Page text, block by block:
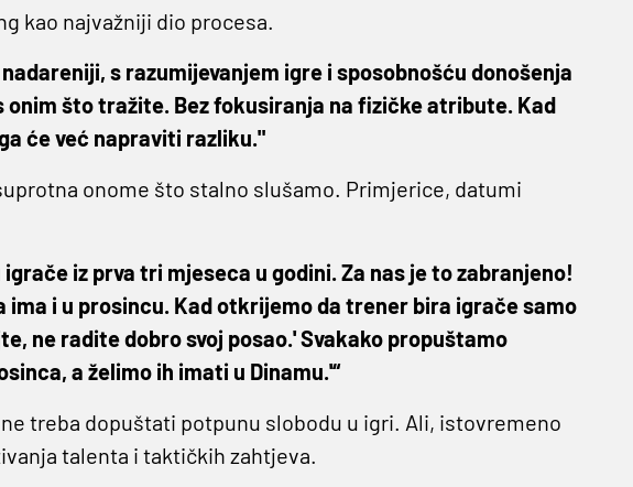
kao najvažniji dio procesa.
s razumijevanjem igre i sposobnošću donošenja
onim što tražite. Bez fokusiranja na fizičke atribute. Kad
će već napraviti razliku."
onome što stalno slušamo. Primjerice, datumi
iz prva tri mjeseca u godini. Za nas je to zabranjeno!
i u prosincu. Kad otkrijemo da trener bira igrače samo
ne radite dobro svoj posao.' Svakako propuštamo
a želimo ih imati u Dinamu.'“
treba dopuštati potpunu slobodu u igri. Ali, istovremeno
talenta i taktičkih zahtjeva.